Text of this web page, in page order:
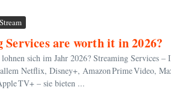
Stream
are worth it in 2026?
sich im Jahr 2026? Streaming Services –
Netflix, Disney+, Amazon Prime Video,
TV+ – sie bieten ...